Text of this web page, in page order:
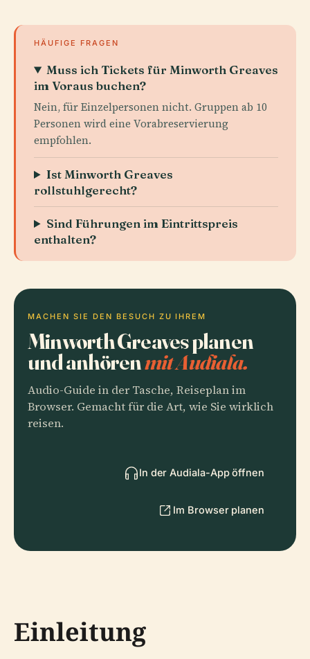
HÄUFIGE FRAGEN
Muss ich Tickets für Minworth Greaves
im Voraus buchen?
Nein, für Einzelpersonen nicht. Gruppen ab 10
Personen wird eine Vorabreservierung
empfohlen.
Ist Minworth Greaves
rollstuhlgerecht?
Sind Führungen im Eintrittspreis
enthalten?
MACHEN SIE DEN BESUCH ZU IHREM
Minworth Greaves planen
und anhörenmit Audiala.
Audio-Guide in der Tasche, Reiseplan im
Browser. Gemacht für die Art, wie Sie wirklich
reisen.
In der Audiala-App öffnen
Im Browser planen
Einleitung